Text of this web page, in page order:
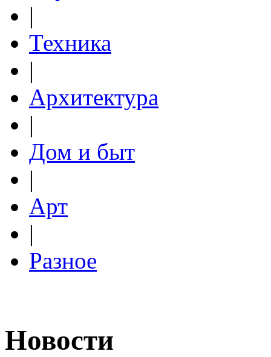
|
Техника
|
Архитектура
|
Дом и быт
|
Арт
|
Разное
Новости